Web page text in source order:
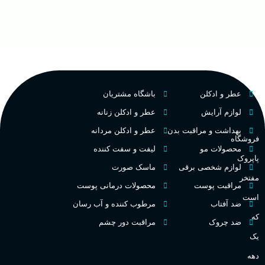
کشور مبدا برند
طبع تلخ
غلظت
اکسترکت دو پرفیوم
گروه بویایی میوه ای
میوه‌ها و مرکبات، وانیل،
فروشگاه
پاپروک
مفتخر
است
که
یک
دهه
عطر و ادکلن
لوازم آرایش
بهداشت و مراقبت بدن
محصولات مو
لوازم شخصی برقی
مراقبت پوست
ضد آفتاب
ضد چروک
باشگاه مشتریان
عطر و ادکلن زنانه
عطر و ادکلن مردانه
لیفت و سفت کننده
ماسک صورت
محصولات درمانی پوست
مرطوب کننده و آب رسان
مراقبت دور چشم